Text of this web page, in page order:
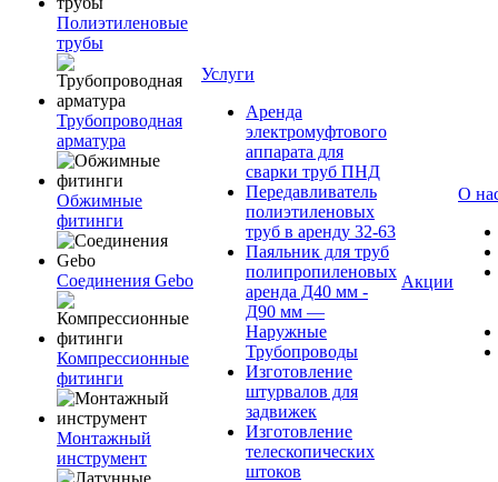
Полиэтиленовые
трубы
Трубопроводная
арматура
Обжимные
фитинги
Соединения Gebo
Компрессионные
фитинги
Монтажный
инструмент
Услуги
Аренда
электромуфтового
аппарата для
сварки труб ПНД
Передавливатель
полиэтиленовых
труб в аренду 32-63
Паяльник для труб
полипропиленовых
аренда Д40 мм -
Д90 мм —
Наружные
Трубопроводы
Изготовление
штурвалов для
задвижек
Изготовление
телескопических
штоков
Акции
О